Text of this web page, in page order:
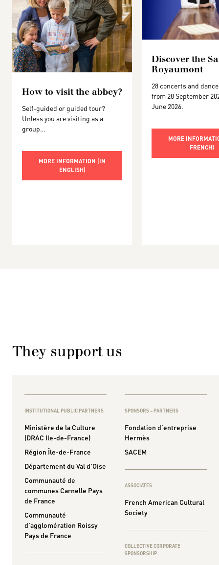
How to visit the abbey?
Self-guided or guided tour?
Unless you are visiting as a
group…
MORE INFORMATION (IN
ENGLISH)
Discover the
Royaumont
28 concerts and
from 28 September
June 2026.
MORE
FRENCH)
They support us
INSTITUTIONAL PUBLIC PARTNERS
Ministère de la Culture
(DRAC Ile-de-France)
Région Île-de-France
Département du Val d’Oise
Communauté de
communes Carnelle Pays
de France
Communauté
d’agglomération Roissy
Pays de France
SPONSORS – PARTNERS
Fondation d’entreprise
Hermès
SACEM
ASSOCIATES
French American Cultural
Society
COLLECTIVE CORPORATE
SPONSORSHIP